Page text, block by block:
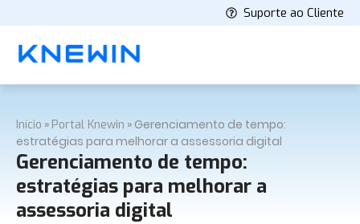
Suporte ao Cliente
Início » Portal Knewin » Gerenciamento de tempo:
estratégias para melhorar a assessoria digital
Gerenciamento de tempo:
estratégias para melhorar a
assessoria digital